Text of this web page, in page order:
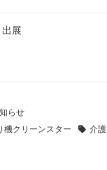
展
らせ
機クリーンスター 介護